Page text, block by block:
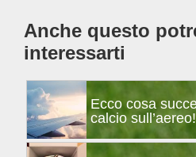
Anche questo
interessarti
Ecco cosa
calcio sull’aereo!